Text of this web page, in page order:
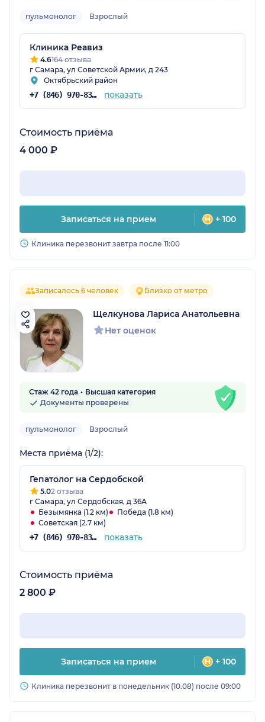
пульмонолог Взрослый
Клиника Реавиз
4.6164 отзыва
г Самара, ул Советской Армии, д 243
Октябрьский район
+7 (846) 970-83-16 показать
Стоимость приёма
4 000 ₽
Записаться на прием + 100
Клиника перезвонит завтра после 11:00
Записалось 6 человек Близко от метро
Щелкунова Лариса Анатольевна
Нет оценок
Стаж 42 года
Высшая категория
Документы проверены
пульмонолог Взрослый
Места приёма (1/2):
Гепатолог на Сердобской
5.02 отзыва
г Самара, ул Сердобская, д 36А
Безымянка (1.2 км)
Победа (1.8 км)
Советская (2.7 км)
+7 (846) 970-83-51 показать
Стоимость приёма
2 800 ₽
Записаться на прием + 100
Клиника перезвонит в понедельник (10.08) после 09:00